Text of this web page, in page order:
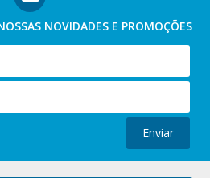
NOVIDADES E PROMOÇÕES
Enviar